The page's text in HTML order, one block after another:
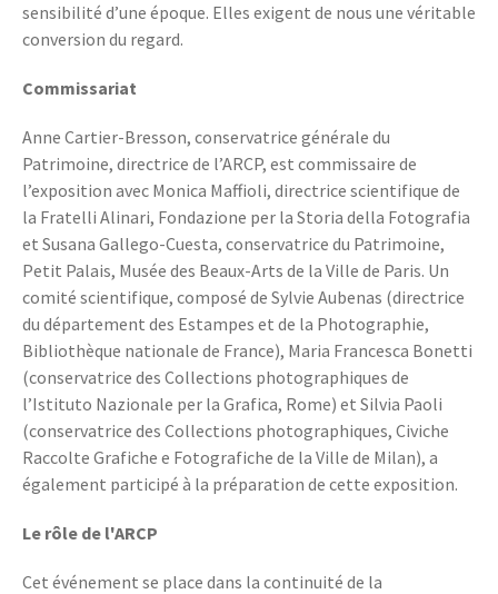
sensibilité d’une époque. Elles exigent de nous une véritable
conversion du regard.
Commissariat
Anne Cartier-Bresson, conservatrice générale du
Patrimoine, directrice de l’ARCP, est commissaire de
l’exposition avec Monica Maffioli, directrice scientifique de
la Fratelli Alinari, Fondazione per la Storia della Fotografia
et Susana Gallego-Cuesta, conservatrice du Patrimoine,
Petit Palais, Musée des Beaux-Arts de la Ville de Paris. Un
comité scientifique, composé de Sylvie Aubenas (directrice
du département des Estampes et de la Photographie,
Bibliothèque nationale de France), Maria Francesca Bonetti
(conservatrice des Collections photographiques de
l’Istituto Nazionale per la Grafica, Rome) et Silvia Paoli
(conservatrice des Collections photographiques, Civiche
Raccolte Grafiche e Fotografiche de la Ville de Milan), a
également participé à la préparation de cette exposition.
Le rôle de l'ARCP
Cet événement se place dans la continuité de la